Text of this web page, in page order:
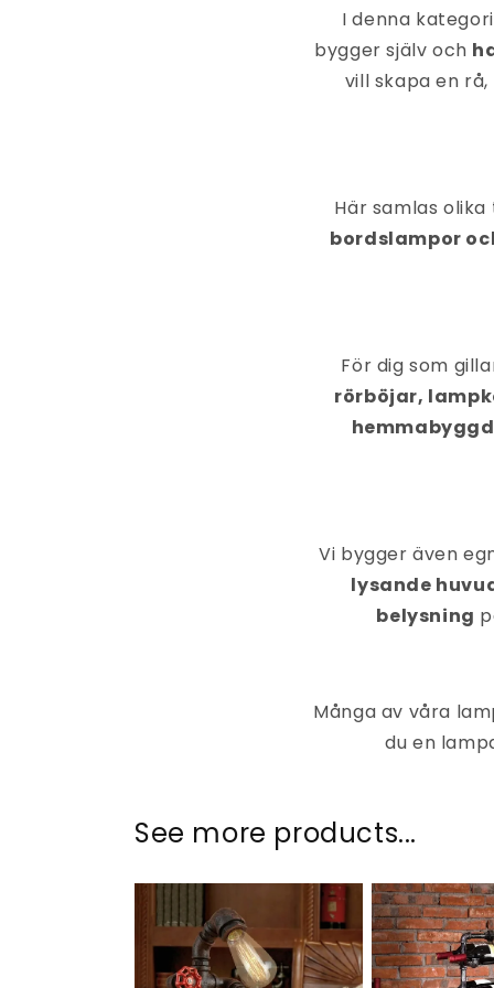
I denna
bygger själv och
vill skapa en
Här samlas
bordslampor
För dig som
rörböjar,
Vi bygger även
lysande
belysning
Många av våra
du en
See more products...